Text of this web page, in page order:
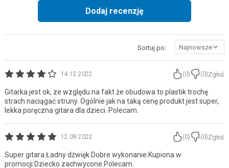
Dodaj recenzję
Sortuj po: Najnowsze
14.12.2022 (0) (0)Zgłoś
Gitarka jest ok, ze względu na fakt że obudowa to plastik trochę
strach naciągać struny. Ogólnie jak na taką cenę produkt jest super,
lekka poręczna gitara dla dzieci. Polecam.
12.09.2022 (0) (0)Zgłoś
Super gitara.Ładny dźwięk.Dobre wykonanie.Kupiona w
promocji.Dziecko zachwycone.Polecam.